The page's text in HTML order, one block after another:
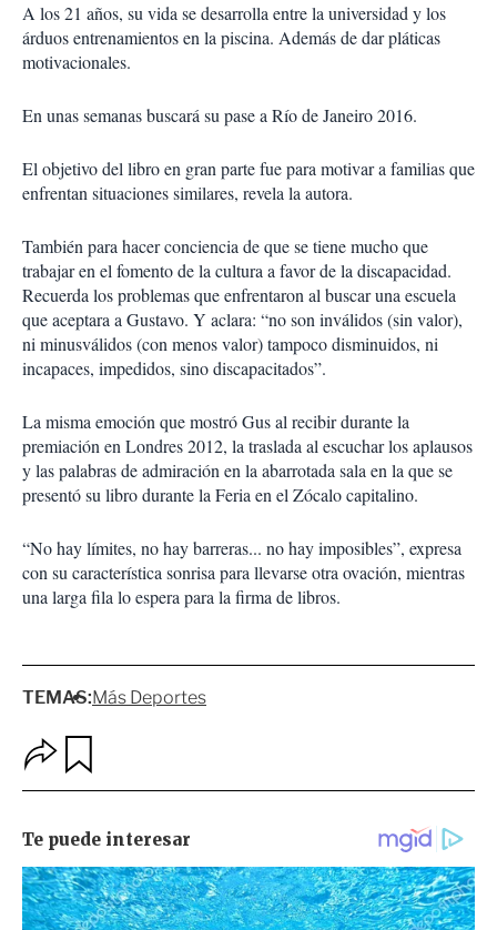
A los 21 años, su vida se desarrolla entre la universidad y los
árduos entrenamientos en la piscina. Además de dar pláticas
motivacionales.
En unas semanas buscará su pase a Río de Janeiro 2016.
El objetivo del libro en gran parte fue para motivar a familias que
enfrentan situaciones similares, revela la autora.
También para hacer conciencia de que se tiene mucho que
trabajar en el fomento de la cultura a favor de la discapacidad.
Recuerda los problemas que enfrentaron al buscar una escuela
que aceptara a Gustavo. Y aclara: “no son inválidos (sin valor),
ni minusválidos (con menos valor) tampoco disminuidos, ni
incapaces, impedidos, sino discapacitados”.
La misma emoción que mostró Gus al recibir durante la
premiación en Londres 2012, la traslada al escuchar los aplausos
y las palabras de admiración en la abarrotada sala en la que se
presentó su libro durante la Feria en el Zócalo capitalino.
“No hay límites, no hay barreras... no hay imposibles”, expresa
con su característica sonrisa para llevarse otra ovación, mientras
una larga fila lo espera para la firma de libros.
TEMAS:Más Deportes
p
i
o
n
r
d
a